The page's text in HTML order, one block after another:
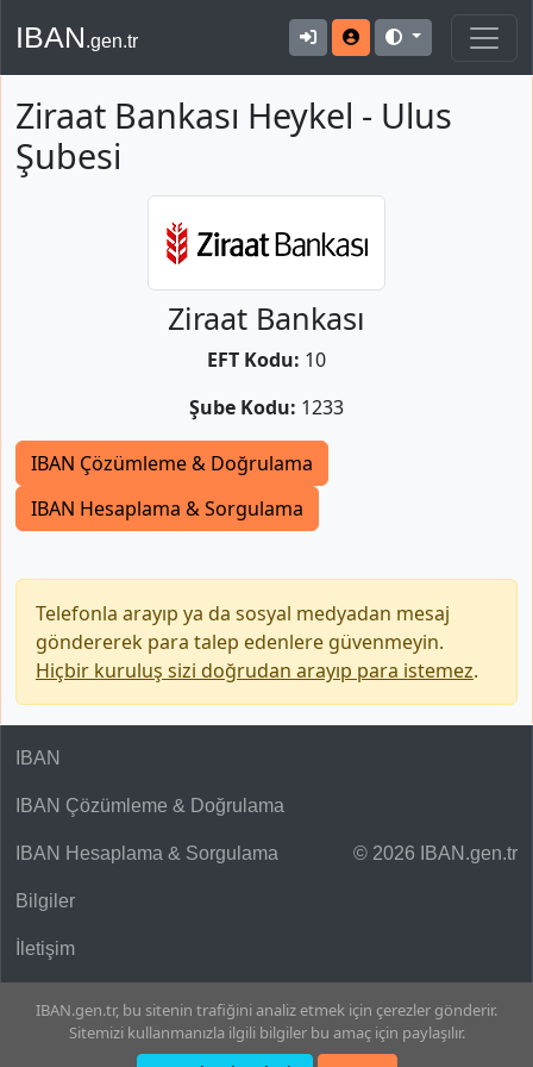
IBAN.gen.tr
Ziraat Bankası Heykel - Ulus
Şubesi
Ziraat Bankası
EFT Kodu: 10
Şube Kodu: 1233
IBAN Çözümleme & Doğrulama
IBAN Hesaplama & Sorgulama
Telefonla arayıp ya da sosyal medyadan mesaj
göndererek para talep edenlere güvenmeyin.
Hiçbir kuruluş sizi doğrudan arayıp para istemez.
© 2026 IBAN.gen.tr
IBAN
IBAN Çözümleme & Doğrulama
IBAN Hesaplama & Sorgulama
Bilgiler
İletişim
IBAN.gen.tr, bu sitenin trafiğini analiz etmek için çerezler gönderir.
Sitemizi kullanmanızla ilgili bilgiler bu amaç için paylaşılır.